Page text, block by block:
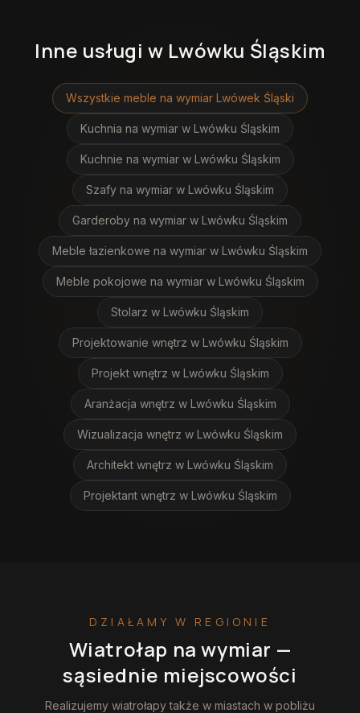
Inne usługiw Lwówku Śląskim
Wszystkie meble na wymiar Lwówek Śląski
Kuchnia na wymiar w Lwówku Śląskim
Kuchnie na wymiar w Lwówku Śląskim
Szafy na wymiar w Lwówku Śląskim
Garderoby na wymiar w Lwówku Śląskim
Meble łazienkowe na wymiar w Lwówku Śląskim
Meble pokojowe na wymiar w Lwówku Śląskim
Stolarz w Lwówku Śląskim
Projektowanie wnętrz w Lwówku Śląskim
Projekt wnętrz w Lwówku Śląskim
Aranżacja wnętrz w Lwówku Śląskim
Wizualizacja wnętrz w Lwówku Śląskim
Architekt wnętrz w Lwówku Śląskim
Projektant wnętrz w Lwówku Śląskim
DZIAŁAMY W REGIONIE
Wiatrołap na wymiar —
sąsiednie miejscowości
Realizujemy wiatrołapytakże w miastach w pobliżu